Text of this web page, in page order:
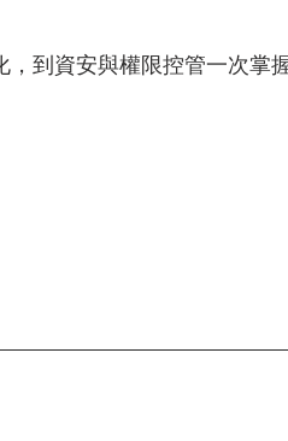
，到資安與權限控管一次掌